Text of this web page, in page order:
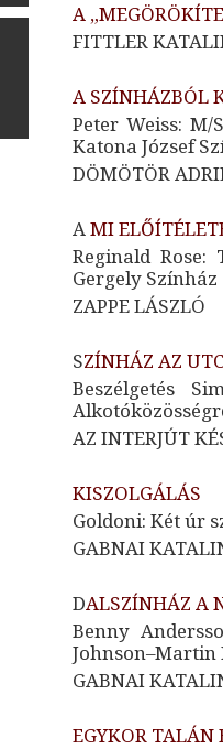
A
FITTLER
A SZÍNHÁZBÓL
Peter Weiss:
Katona József
DÖMÖTÖR
AMI
Reginald
Gergely Színház
ZAPPE LÁSZLÓ
SZÍNHÁZ AZ
Beszélgetés
AZ INTERJÚT
KISZOLGÁLÁS
Goldoni: Két úr
GABNAI
DALSZÍNHÁZ A
Benny
Johnson–Martin
GABNAI
EGYKOR TALÁN